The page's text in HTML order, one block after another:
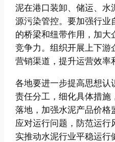
泥在港口装卸、储运、水
源污染管控。要加强行业
的桥梁和纽带作用，加
竞争力。组织开展上下游
营销渠道，提升运营效率
各地要进一步提高思想认
责任分工，细化具体措施
落地，加强水泥产品价格
应对运行问题，防范运行
实推动水泥行业平稳运行